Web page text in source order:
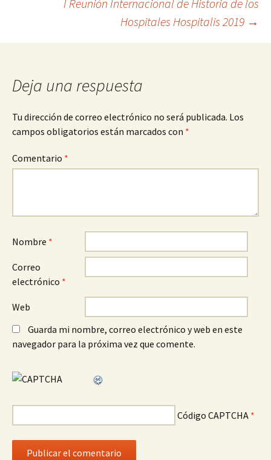
entradas
I Reunión Internacional de Historia de los
Hospitales Hospitalis 2019 →
Deja una respuesta
Tu dirección de correo electrónico no será publicada. Los
campos obligatorios están marcados con *
Comentario *
Nombre *
Correo
electrónico *
Web
Guarda mi nombre, correo electrónico y web en este
navegador para la próxima vez que comente.
Código CAPTCHA *